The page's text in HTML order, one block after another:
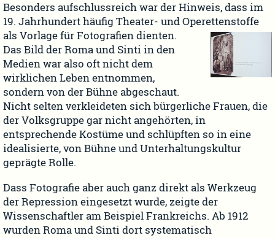
Besonders aufschlussreich war der Hinweis, dass im
19. Jahrhundert häufig Theater- und Operettenstoffe
als Vorlage für Fotografiendienten.
Das Bild der Roma und Sinti in den
Medien war also oft nicht dem
wirklichen Leben entnommen,
sondern von der Bühne abgeschaut.
Nicht selten verkleideten sich bürgerliche Frauen, die
der Volksgruppe gar nicht angehörten, in
entsprechende Kostüme und schlüpften so in eine
idealisierte, von Bühne und Unterhaltungskultur
geprägte Rolle.
Dass Fotografie aber auch ganz direkt als Werkzeug
der Repression eingesetzt wurde, zeigte der
Wissenschaftler am Beispiel Frankreichs. Ab 1912
wurden Roma und Sinti dort systematisch